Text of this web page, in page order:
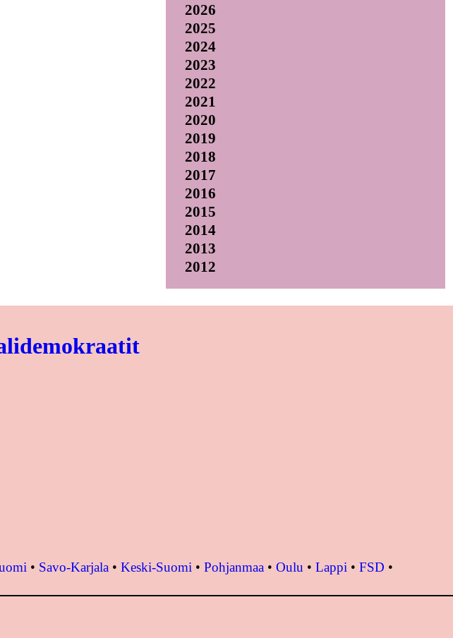
2026
2025
2024
2023
2022
2021
2020
2019
2018
2017
2016
2015
2014
2013
2012
• Savo-Karjala • Keski-Suomi • Pohjanmaa • Oulu • Lappi • FSD •